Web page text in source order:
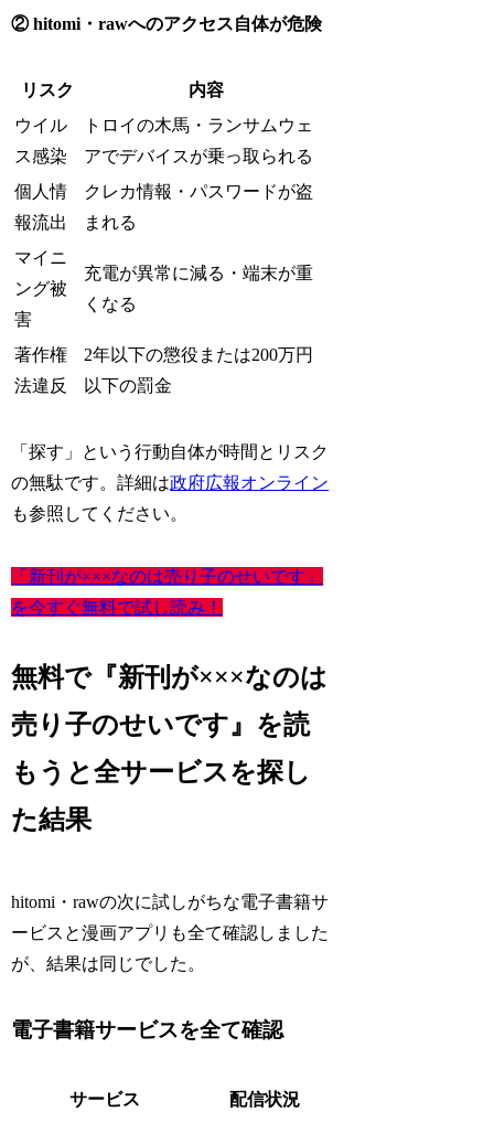
② hitomi・rawへのアクセス自体が危険
リスク
内容
ウイル
ス感染
トロイの木馬・ランサムウェ
アでデバイスが乗っ取られる
個人情
報流出
クレカ情報・パスワードが盗
まれる
マイニ
ング被
害
充電が異常に減る・端末が重
くなる
著作権
法違反
2年以下の懲役または200万円
以下の罰金
「探す」という行動自体が時間とリスク
の無駄です。詳細は政府広報オンライン
も参照してください。
「新刊が×××なのは売り子のせいです」
を今すぐ無料で試し読み！
無料で『新刊が×××なのは
売り子のせいです』を読
もうと全サービスを探し
た結果
hitomi・rawの次に試しがちな電子書籍サ
ービスと漫画アプリも全て確認しました
が、結果は同じでした。
電子書籍サービスを全て確認
サービス 配信状況